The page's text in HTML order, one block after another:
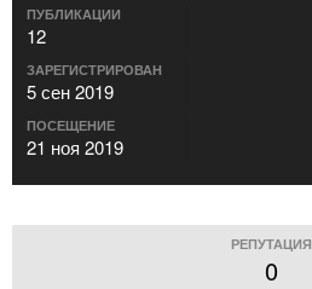
ПУБЛИКАЦИИ
12
ЗАРЕГИСТРИРОВАН
5 сен 2019
ПОСЕЩЕНИЕ
21 ноя 2019
РЕПУТАЦИЯ
0